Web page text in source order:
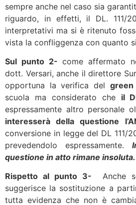
sempre anche nel caso sia
riguardo, in effetti, il DL. 111/
interpretativi ma si è ritenuto
vista la confliggenza con quanto
Sul punto 2- come affermato
dott. Versari, anche il direttore
opportuna la verifica del green
scuola ma considerato che il
espressamente altro personale
interesserà della questione
conversione in legge del DL 111/
prevedendolo espressamente.
questione in atto rimane insoluta.
Rispetto al punto 3- Anche
suggerisce la sostituzione a
tutta evidenza che non è